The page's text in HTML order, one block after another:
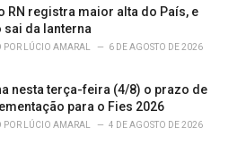
RN registra maior alta do País, e
sai da lanterna
POR LÚCIO AMARAL 6 DE AGOSTO DE 2026
nesta terça-feira (4/8) o prazo de
para o Fies 2026
POR LÚCIO AMARAL 4 DE AGOSTO DE 2026